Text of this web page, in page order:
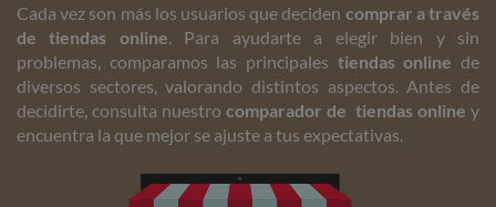
Cada vez son más los usuarios que deciden comprar a través
de tiendas online. Para ayudarte a elegir bien y sin
problemas, comparamos las principales tiendas online de
diversos sectores, valorando distintos aspectos. Antes de
decidirte, consulta nuestro comparador de tiendas online y
encuentra la que mejor se ajuste a tus expectativas.